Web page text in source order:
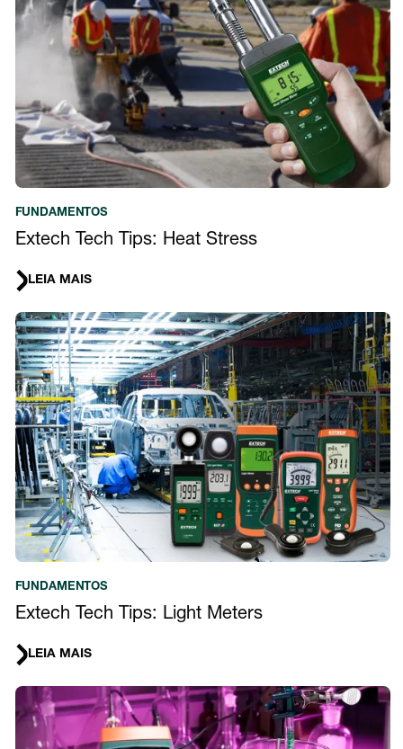
FUNDAMENTOS
Extech Tech Tips: Heat Stress
LEIA MAIS
FUNDAMENTOS
Extech Tech Tips: Light Meters
LEIA MAIS